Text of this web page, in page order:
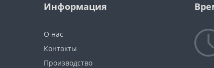
Информация
О нас
Контакты
Производство